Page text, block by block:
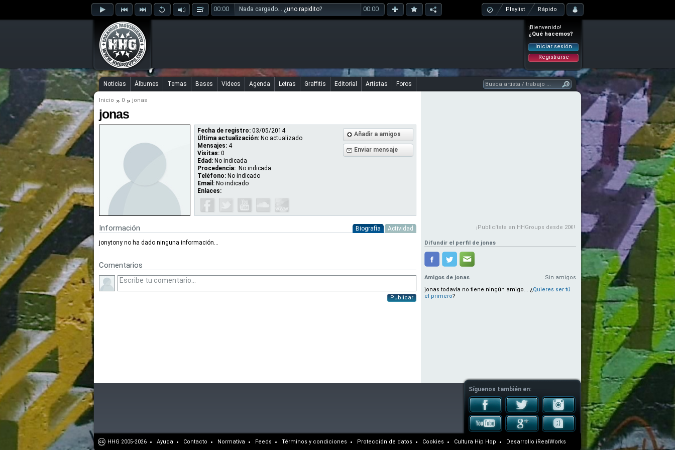
00:00 Nada cargado... ¿uno rapidito? 00:00 Playlist Rápido
¡Bienvenido!
¿Qué hacemos?
Iniciar sesión
Registrarse
Noticias Álbumes Temas Bases Videos Agenda Letras Graffitis Editorial Artistas Foros
Inicio 0 jonas
jonas
Añadir a amigos
Enviar mensaje
Fecha de registro: 03/05/2014
Última actualización: No actualizado
Mensajes: 4
Visitas: 0
Edad: No indicada
Procedencia: No indicada
Teléfono: No indicado
Email: No indicado
Enlaces:
Información Biografía
Actividad
jonytony no ha dado ninguna información...
Comentarios
Publicar
¡Publicítate en HHGroups desde 20€!
Difundir el perfil de jonas
Amigos de jonas
Sin amigos
jonas todavía no tiene ningún amigo... ¿ Quieres ser tú
el primero?
Síguenos también en:
HHG 2005-2026 Ayuda Contacto Normativa Feeds Términos y condiciones Protección de datos Cookies Cultura Hip Hop Desarrollo iRealWorks